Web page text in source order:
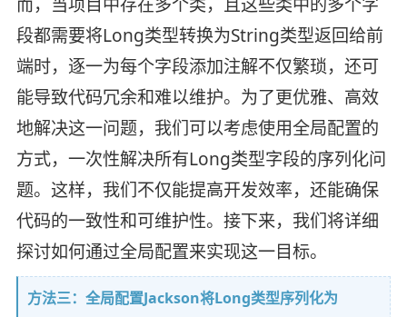
段都需要将Long类型转换为String类型返回给前
端时，逐一为每个字段添加注解不仅繁琐，还可
能导致代码冗余和难以维护。为了更优雅、高效
地解决这一问题，我们可以考虑使用全局配置的
方式，一次性解决所有Long类型字段的序列化问
题。这样，我们不仅能提高开发效率，还能确保
代码的一致性和可维护性。接下来，我们将详细
探讨如何通过全局配置来实现这一目标。
方法三：全局配置Jackson将Long类型序列化为